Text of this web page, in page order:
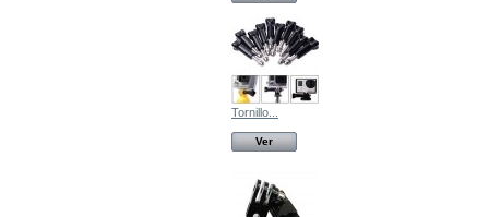
Tornillo...
Ver